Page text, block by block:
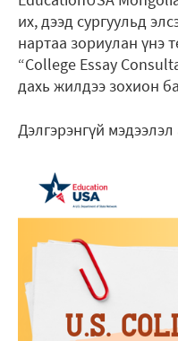
их, дээд сургуульд
нартаа зориулан үнэ
“College Essay
дахь жилдээ зохион
Дэлгэрэнгүй мэдээлэл